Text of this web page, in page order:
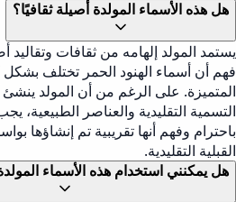
هل هذه الأسماء المولدة أصيلة ثقافيًا؟
يستمد المولد إلهامه من ثقافات
فهم أن أسماء الهنود الحمر تختلف بشكل
المتميزة. على الرغم من أن المولد
التسمية التقليدية والعناصر الطبيعية،
باحترام وفهم أنها تقريبية تم إنشاؤها
القبلية التقليدية.
هل يمكنني استخدام هذه الأسماء